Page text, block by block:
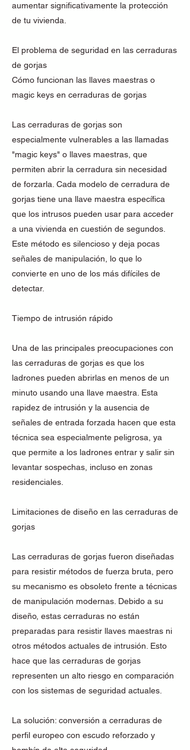
aumentar significativamente la protección
de tu vivienda.
El problema de seguridad en las cerraduras
de gorjas
Cómo funcionan las llaves maestras o
magic keys en cerraduras de gorjas
Las cerraduras de gorjas son
especialmente vulnerables a las llamadas
"magic keys" o llaves maestras, que
permiten abrir la cerradura sin necesidad
de forzarla. Cada modelo de cerradura de
gorjas tiene una llave maestra específica
que los intrusos pueden usar para acceder
a una vivienda en cuestión de segundos.
Este método es silencioso y deja pocas
señales de manipulación, lo que lo
convierte en uno de los más difíciles de
detectar.
Tiempo de intrusión rápido
Una de las principales preocupaciones con
las cerraduras de gorjas es que los
ladrones pueden abrirlas en menos de un
minuto usando una llave maestra. Esta
rapidez de intrusión y la ausencia de
señales de entrada forzada hacen que esta
técnica sea especialmente peligrosa, ya
que permite a los ladrones entrar y salir sin
levantar sospechas, incluso en zonas
residenciales.
Limitaciones de diseño en las cerraduras de
gorjas
Las cerraduras de gorjas fueron diseñadas
para resistir métodos de fuerza bruta, pero
su mecanismo es obsoleto frente a técnicas
de manipulación modernas. Debido a su
diseño, estas cerraduras no están
preparadas para resistir llaves maestras ni
otros métodos actuales de intrusión. Esto
hace que las cerraduras de gorjas
representen un alto riesgo en comparación
con los sistemas de seguridad actuales.
La solución: conversión a cerraduras de
perfil europeo con escudo reforzado y